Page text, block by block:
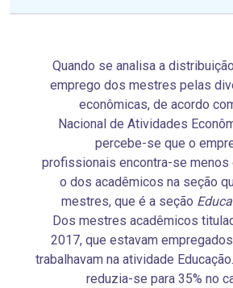
Quando se analisa a
emprego dos mestres pelas
econômicas, de acordo
Nacional de Atividades
percebe-se que o
profissionais encontra-se menos
o dos acadêmicos na seção
mestres, que é a seção
Dos mestres acadêmicos
2017, que estavam
trabalhavam na atividade
reduzia-se para 35% no